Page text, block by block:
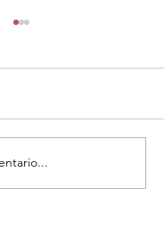
y Guerrero
de Fiesta!